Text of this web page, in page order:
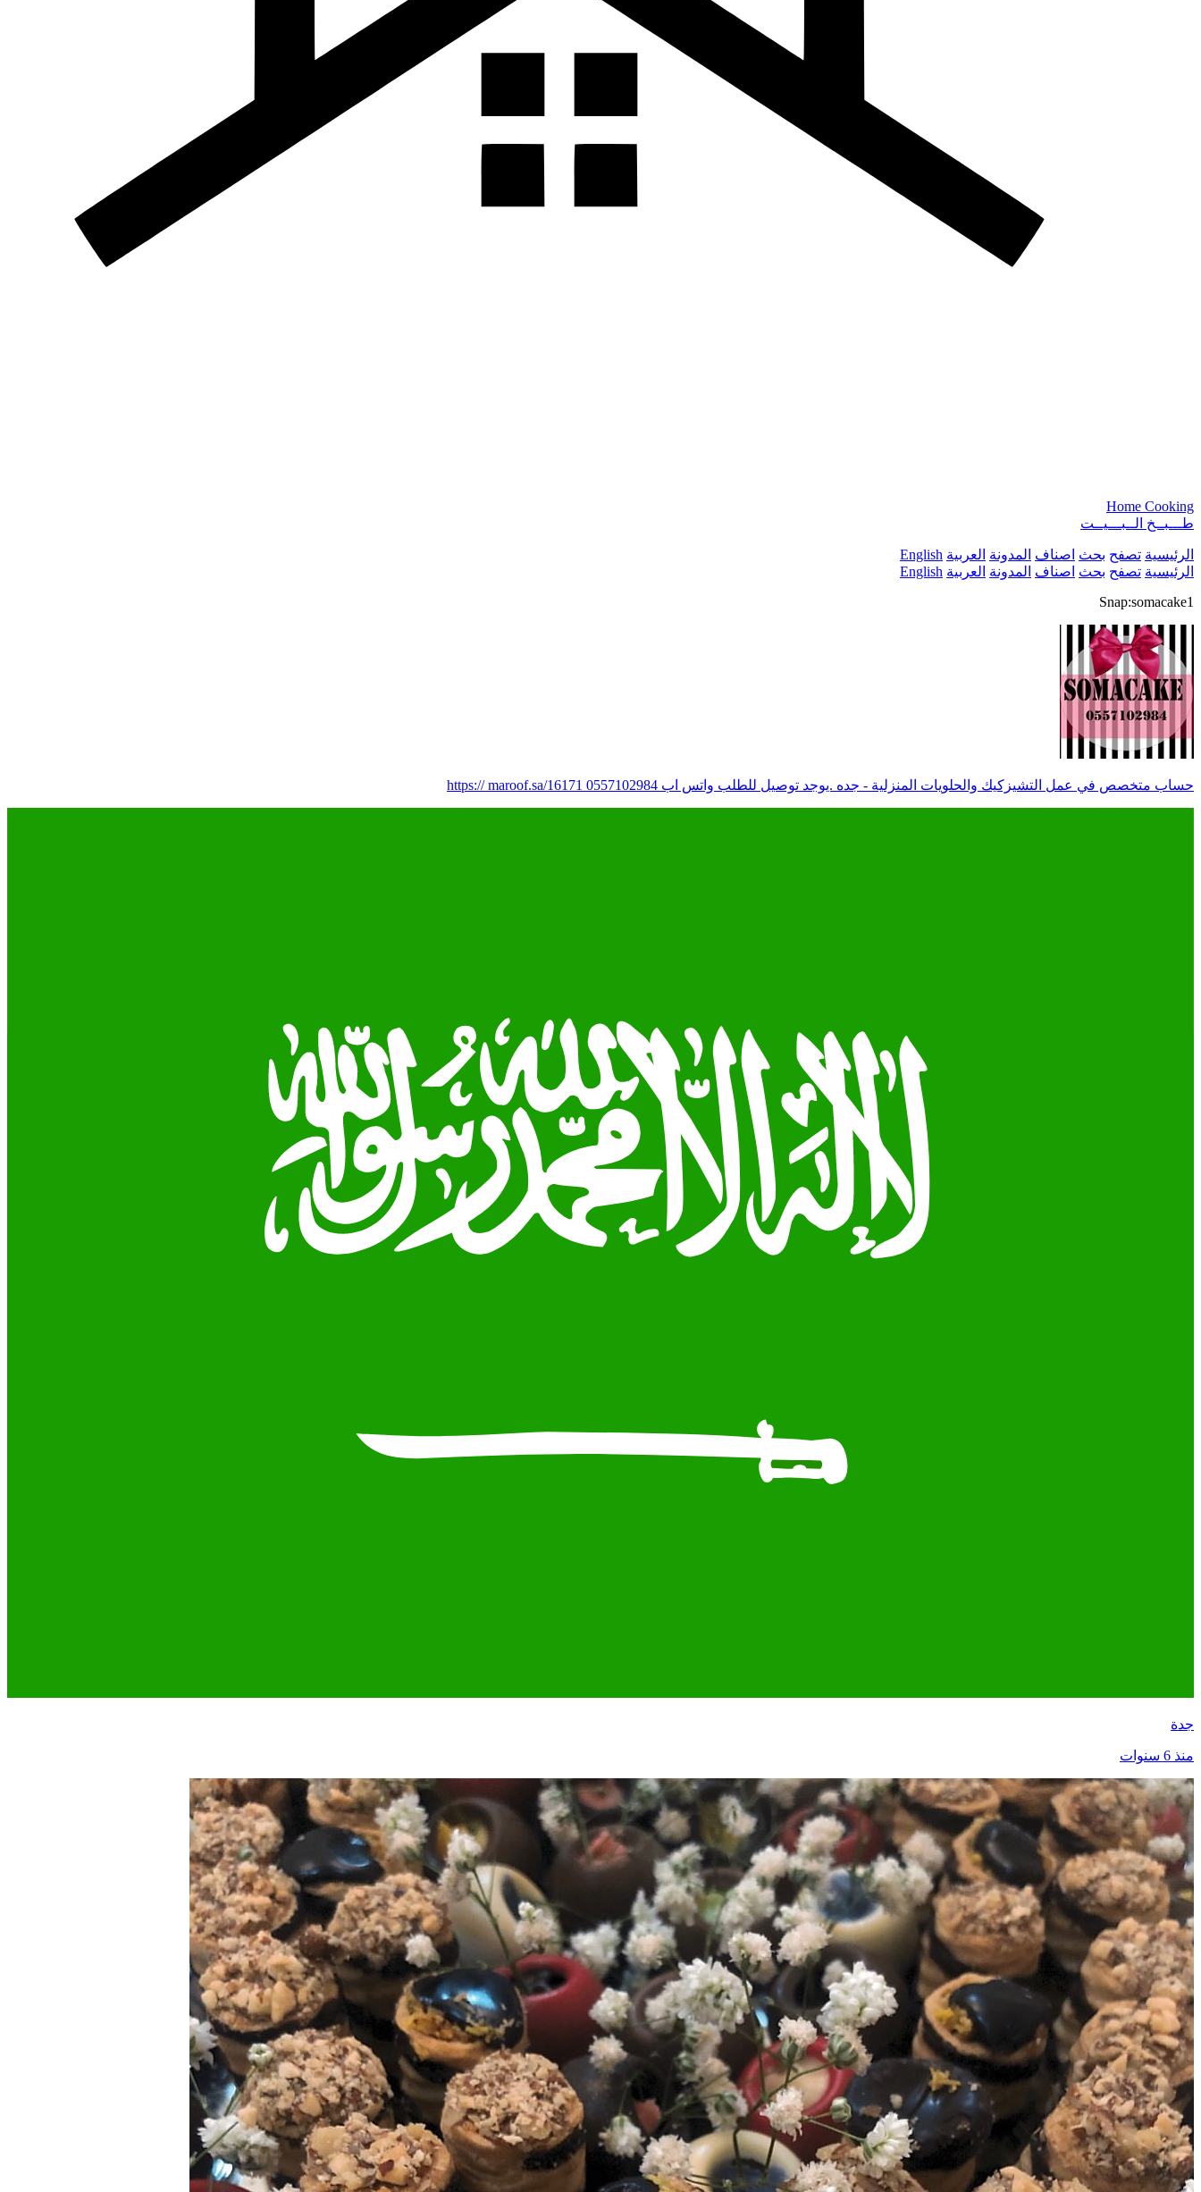
Home Cooking
طـــبــخ الــبـــيــت
الرئيسية تصفح بحث اصناف المدونة العربية English
الرئيسية تصفح بحث اصناف المدونة العربية English
Snap:somacake1
حساب متخصص في عمل التشيزكيك والحلويات المنزلية - جده .يوجد توصيل للطلب واتس اب 0557102984 https:// maroof.sa/16171
جدة
منذ 6 سنوات